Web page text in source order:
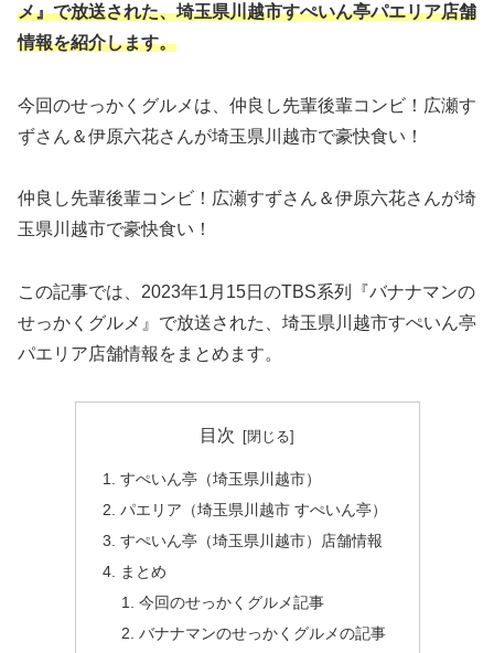
メ』で放送された、埼玉県川越市すぺいん亭パエリア店舗
情報を紹介します。
今回のせっかくグルメは、仲良し先輩後輩コンビ！広瀬す
ずさん＆伊原六花さんが埼玉県川越市で豪快食い！
仲良し先輩後輩コンビ！広瀬すずさん＆伊原六花さんが埼
玉県川越市で豪快食い！
この記事では、2023年1月15日のTBS系列『バナナマンの
せっかくグルメ』で放送された、埼玉県川越市すぺいん亭
パエリア店舗情報をまとめます。
目次
すぺいん亭（埼玉県川越市）
パエリア（埼玉県川越市 すぺいん亭）
すぺいん亭（埼玉県川越市）店舗情報
まとめ
今回のせっかくグルメ記事
バナナマンのせっかくグルメの記事